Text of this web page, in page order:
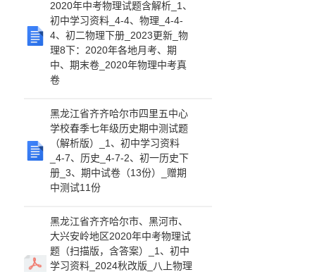
2020年中考物理试题含解析_1、
初中学习资料_4-4、物理_4-4-
4、初二物理下册_2023更新_物
理8下：2020年各地月考、期
中、期末卷_2020年物理中考真
卷
黑龙江省齐齐哈尔市四里五中心
学校春季七年级历史期中测试题
（解析版）_1、初中学习资料
_4-7、历史_4-7-2、初一历史下
册_3、期中试卷（13份）_赠期
中测试11份
黑龙江省齐齐哈尔市、黑河市、
大兴安岭地区2020年中考物理试
题（扫描版，含答案）_1、初中
学习资料_2024秋改版_八上物理